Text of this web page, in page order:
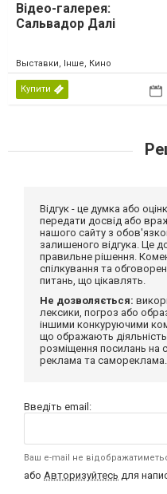
Відео-галерея:
Сальвадор Далі
Выставки, Інше, Кино
Купити
Відгук - це думка або
передати досвід або
нашого сайту з
залишеного відгука. Це
правильне рішення.
спілкування та
питань, що цікавлять.
Не дозволяється:
лексики, погроз або
іншими конкуруючими
що ображають діяльність
розміщення посилань на
реклама та самореклама.
Введіть email:
Ваш e-mail не
або Авторизуйтесь для